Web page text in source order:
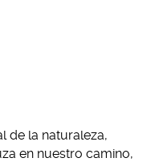
de la naturaleza,
en nuestro camino,